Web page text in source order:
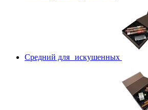
Средний для искушенных